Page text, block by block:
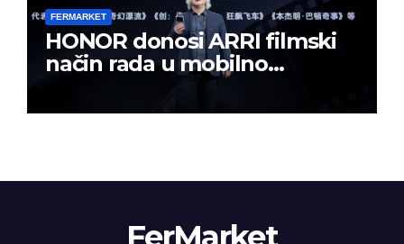
FERMARKET
HONOR donosi ARRI filmski
način rada u mobilno
kreiranje sadržaja